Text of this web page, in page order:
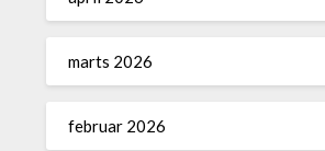
marts 2026
februar 2026